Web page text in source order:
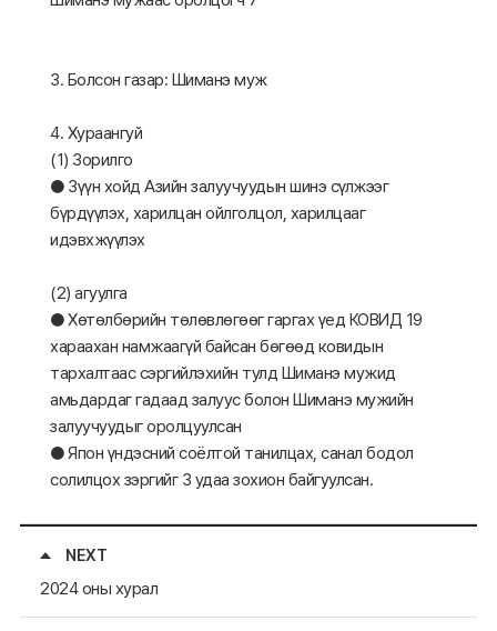
3. Болсон газар: Шиманэ муж
4. Хураангуй
(1) Зорилго
● Зүүн хойд Азийн залуучуудын шинэ сүлжээг
бүрдүүлэх, харилцан ойлголцол, харилцааг
идэвхжүүлэх
(2) агуулга
● Хөтөлбөрийн төлөвлөгөөг гаргах үед КОВИД 19
хараахан намжаагүй байсан бөгөөд ковидын
тархалтаас сэргийлэхийн тулд Шиманэ мужид
амьдардаг гадаад залуус болон Шиманэ мужийн
залуучуудыг оролцуулсан
● Япон үндэсний соёлтой танилцах, санал бодол
солилцох зэргийг 3 удаа зохион байгуулсан.
NEXT
2024 оны хурал